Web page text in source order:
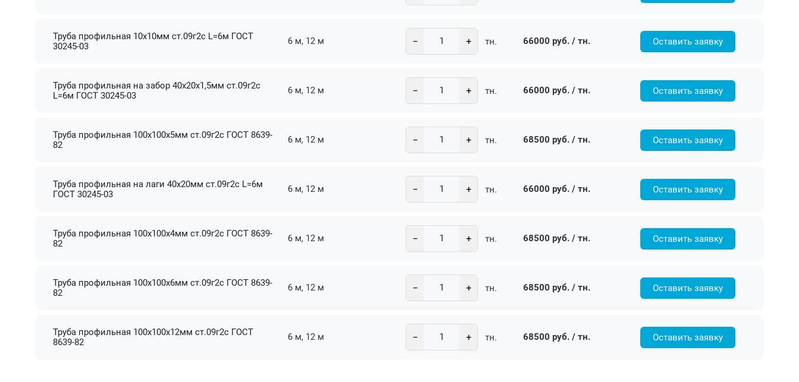
Труба профильная 10х10мм ст.09г2с L=6м ГОСТ
30245-03
6 м, 12 м − + тн. 66000 руб. / тн. Оставить заявку
Труба профильная на забор 40х20х1,5мм ст.09г2с
L=6м ГОСТ 30245-03
6 м, 12 м − + тн. 66000 руб. / тн. Оставить заявку
Труба профильная 100х100х5мм ст.09г2с ГОСТ 8639-
82
6 м, 12 м − + тн. 68500 руб. / тн. Оставить заявку
Труба профильная на лаги 40х20мм ст.09г2с L=6м
ГОСТ 30245-03
6 м, 12 м − + тн. 66000 руб. / тн. Оставить заявку
Труба профильная 100х100х4мм ст.09г2с ГОСТ 8639-
82
6 м, 12 м − + тн. 68500 руб. / тн. Оставить заявку
Труба профильная 100х100х6мм ст.09г2с ГОСТ 8639-
82
6 м, 12 м − + тн. 68500 руб. / тн. Оставить заявку
Труба профильная 100х100х12мм ст.09г2с ГОСТ
8639-82
6 м, 12 м − + тн. 68500 руб. / тн. Оставить заявку